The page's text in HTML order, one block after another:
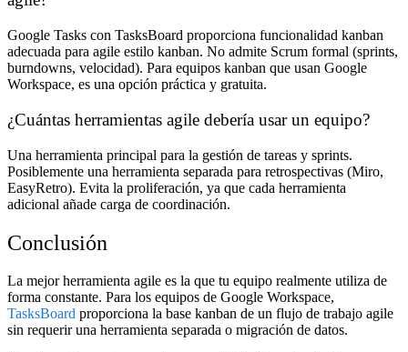
Google Tasks con TasksBoard proporciona funcionalidad kanban
adecuada para agile estilo kanban. No admite Scrum formal (sprints,
burndowns, velocidad). Para equipos kanban que usan Google
Workspace, es una opción práctica y gratuita.
¿Cuántas herramientas agile debería usar un equipo?
Una herramienta principal para la gestión de tareas y sprints.
Posiblemente una herramienta separada para retrospectivas (Miro,
EasyRetro). Evita la proliferación, ya que cada herramienta
adicional añade carga de coordinación.
Conclusión
La mejor herramienta agile es la que tu equipo realmente utiliza de
forma constante. Para los equipos de Google Workspace,
TasksBoard proporciona la base kanban de un flujo de trabajo agile
sin requerir una herramienta separada o migración de datos.